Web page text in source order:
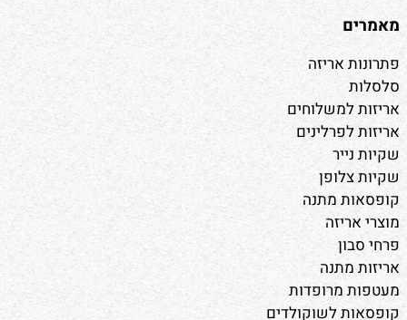
מאמרים
פתרונות אריזה
סלסלות
אריזות למשלוחים
אריזות לפרלינים
שקיות נייר
שקיות צלופן
קופסאות מתנה
מוצרי אריזה
פרחי סבון
אריזות מתנה
מעטפות מרופדות
קופסאות לשוקולדים